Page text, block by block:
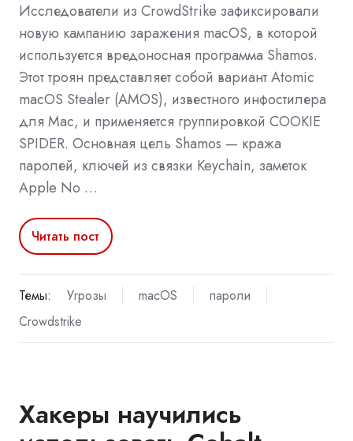
Исследователи из CrowdStrike зафиксировали
новую кампанию заражения macOS, в которой
используется вредоносная программа Shamos.
Этот троян представляет собой вариант Atomic
macOS Stealer (AMOS), известного инфостилера
для Mac, и применяется группировкой COOKIE
SPIDER. Основная цель Shamos — кража
паролей, ключей из связки Keychain, заметок
Apple No …
Читать пост
Темы: Угрозы macOS
пароли
Crowdstrike
Хакеры научились